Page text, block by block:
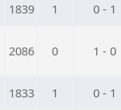
1839 1 0 - 1
2086 0 1 - 0
1833 1 0 - 1